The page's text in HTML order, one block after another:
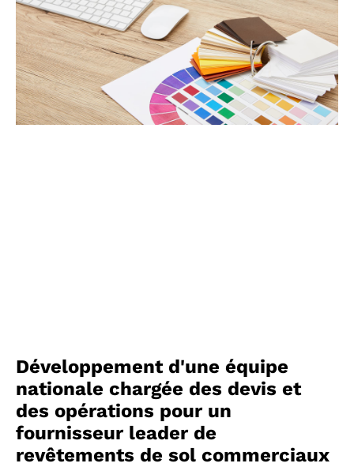
Développement d'une équipe
nationale chargée des devis et
des opérations pour un
fournisseur leader de
revêtements de sol commerciaux